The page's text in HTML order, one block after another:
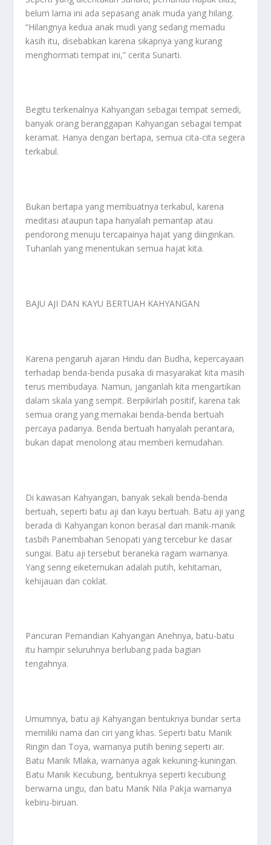
belum lama ini ada sepasang anak muda yang hilang.
“Hilangnya kedua anak mudi yang sedang memadu
kasih itu, disebabkan karena sikapnya yang kurang
menghormati tempat ini,” cerita Sunarti.
Begitu terkenalnya Kahyangan sebagai tempat semedi,
banyak orang beranggapan Kahyangan sebagai tempat
keramat. Hanya dengan bertapa, semua cita-cita segera
terkabul.
Bukan bertapa yang membuatnya terkabul, karena
meditasi ataupun tapa hanyalah pemantap atau
pendorong menuju tercapainya hajat yang diinginkan.
Tuhanlah yang menentukan semua hajat kita.
BAJU AJI DAN KAYU BERTUAH KAHYANGAN
Karena pengaruh ajaran Hindu dan Budha, kepercayaan
terhadap benda-benda pusaka di masyarakat kita masih
terus membudaya. Namun, janganlah kita mengartikan
dalam skala yang sempit. Berpikirlah positif, karena tak
semua orang yang memakai benda-benda bertuah
percaya padanya. Benda bertuah hanyalah perantara,
bukan dapat menolong atau memberi kemudahan.
Di kawasan Kahyangan, banyak sekali benda-benda
bertuah, seperti batu aji dan kayu bertuah. Batu aji yang
berada di Kahyangan konon berasal dari manik-manik
tasbih Panembahan Senopati yang tercebur ke dasar
sungai. Batu aji tersebut beraneka ragam warnanya.
Yang sering eiketemukan adalah putih, kehitaman,
kehijauan dan coklat.
Pancuran Pemandian Kahyangan Anehnya, batu-batu
itu hampir seluruhnya berlubang pada bagian
tengahnya.
Umumnya, batu aji Kahyangan bentuknya bundar serta
memiliki nama dan ciri yang khas. Seperti batu Manik
Ringin dan Toya, warnanya putih bening seperti air.
Batu Manik Mlaka, warnanya agak kekuning-kuningan.
Batu Manik Kecubung, bentuknya seperti kecubung
berwarna ungu, dan batu Manik Nila Pakja warnanya
kebiru-biruan.